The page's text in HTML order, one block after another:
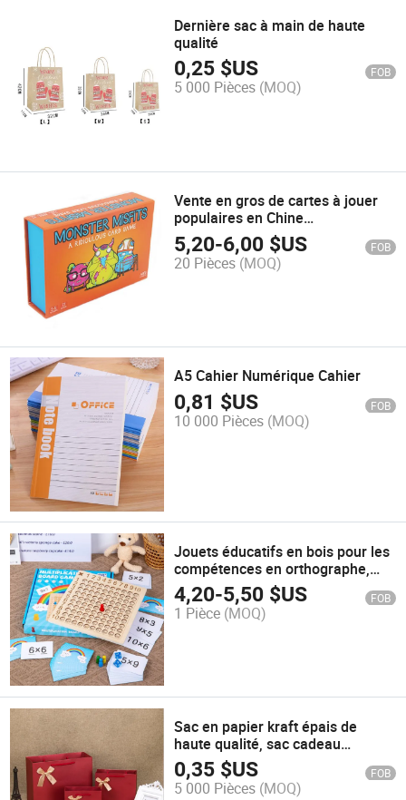
Dernière sac à main de haute
qualité
0,25 $US FOB
5 000 Pièces (MOQ)
Vente en gros de cartes à jouer
populaires en Chine
impressionnées
5,20-6,00 $US FOB
20 Pièces (MOQ)
A5 Cahier Numérique Cahier
0,81 $US FOB
10 000 Pièces (MOQ)
Jouets éducatifs en bois pour les
compétences en orthographe,
lettres Montessori, cartes flash
de multiplication, jeux de société
4,20-5,50 $US FOB
1 Pièce (MOQ)
Sac en papier kraft épais de
haute qualité, sac cadeau
personnalisé pour vêtements
0,35 $US FOB
5 000 Pièces (MOQ)